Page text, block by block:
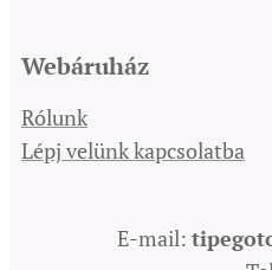
Webáruház
Rólunk
Lépj velünk kapcsolatba
E-mail: